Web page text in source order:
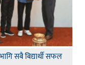
सबै बिद्यार्थी सफल